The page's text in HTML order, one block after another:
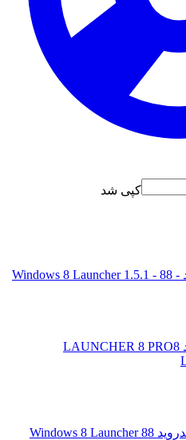
کپی شد
8 - Windows 8 Launcher 1.5.1
8
8 Windows 8 Launcher